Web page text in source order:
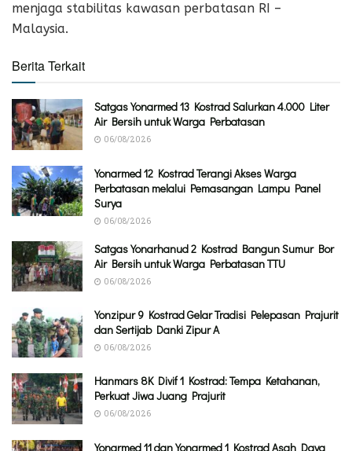
menjaga stabilitas kawasan perbatasan RI –
Malaysia.
Berita Terkait
Satgas Yonarmed 13 Kostrad Salurkan 4.000 Liter
Air Bersih untuk Warga Perbatasan
06/08/2026
Yonarmed 12 Kostrad Terangi Akses Warga
Perbatasan melalui Pemasangan Lampu Panel
Surya
06/08/2026
Satgas Yonarhanud 2 Kostrad Bangun Sumur Bor
Air Bersih untuk Warga Perbatasan TTU
06/08/2026
Yonzipur 9 Kostrad Gelar Tradisi Pelepasan Prajurit
dan Sertijab Danki Zipur A
06/08/2026
Hanmars 8K Divif 1 Kostrad: Tempa Ketahanan,
Perkuat Jiwa Juang Prajurit
06/08/2026
Yonarmed 11 dan Yonarmed 1 Kostrad Asah Daya